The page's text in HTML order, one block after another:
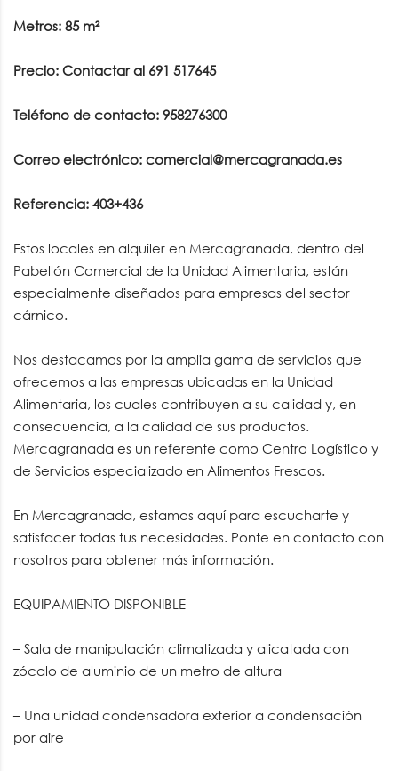
Metros: 85 m²
Precio: Contactar al 691 517645
Teléfono de contacto: 958276300
Correo electrónico: comercial@mercagranada.es
Referencia: 403+436
Estos locales en alquiler en Mercagranada, dentro del
Pabellón Comercial de la Unidad Alimentaria, están
especialmente diseñados para empresas del sector
cárnico.
Nos destacamos por la amplia gama de servicios que
ofrecemos a las empresas ubicadas en la Unidad
Alimentaria, los cuales contribuyen a su calidad y, en
consecuencia, a la calidad de sus productos.
Mercagranada es un referente como Centro Logístico y
de Servicios especializado en Alimentos Frescos.
En Mercagranada, estamos aquí para escucharte y
satisfacer todas tus necesidades. Ponte en contacto con
nosotros para obtener más información.
EQUIPAMIENTO DISPONIBLE
– Sala de manipulación climatizada y alicatada con
zócalo de aluminio de un metro de altura
– Una unidad condensadora exterior a condensación
por aire